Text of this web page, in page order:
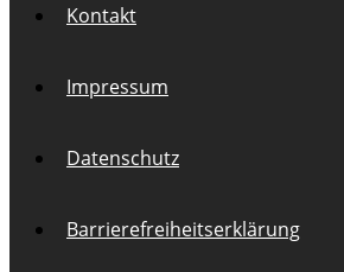
Kontakt
Impressum
Datenschutz
Barrierefreiheitserklärung